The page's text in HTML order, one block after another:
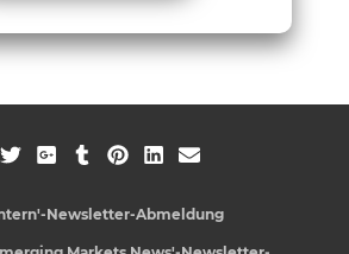
Newsletter-Abmeldung